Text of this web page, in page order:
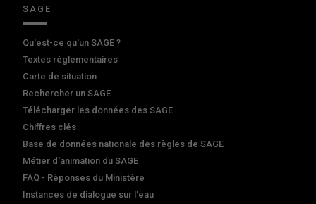
SAGE
Qu'est-ce qu'un SAGE ?
Textes réglementaires
Carte de situation
Rechercher un SAGE
Télécharger les données des SAGE
Chiffres clés
Base de données nationale des règles de SAGE
Métier d'animation du SAGE
FAQ - Réponses du Ministère
Instances de dialogue sur l'eau